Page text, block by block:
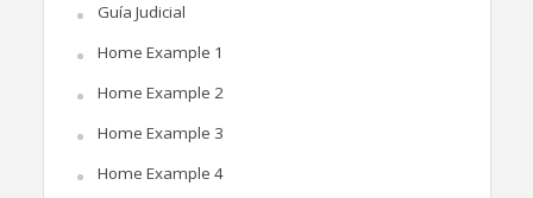
Guía Judicial
Home Example 1
Home Example 2
Home Example 3
Home Example 4